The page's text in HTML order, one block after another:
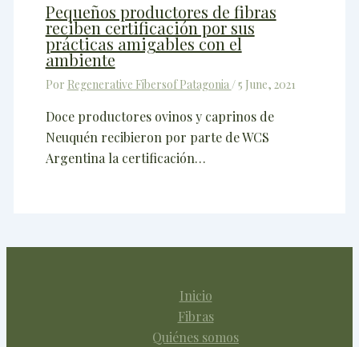
Pequeños productores de fibras
reciben certificación por sus
prácticas amigables con el
ambiente
Por Regenerative Fibersof Patagonia/5 June, 2021
Doce productores ovinos y caprinos de
Neuquén recibieron por parte de WCS
Argentina la certificación…
Inicio
Fibras
Quiénes somos